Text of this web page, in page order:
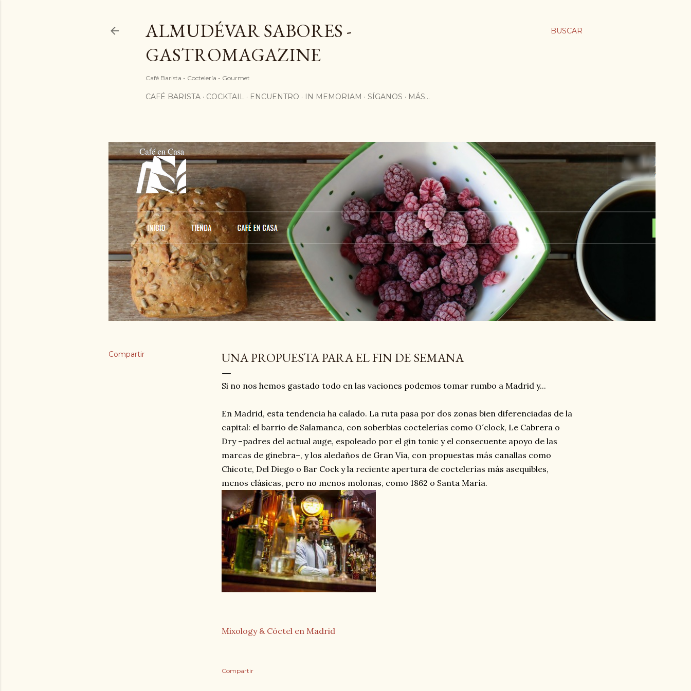
BUSCAR
ALMUDÉVAR SABORES -
GASTROMAGAZINE
Café Barista - Coctelería - Gourmet
CAFÉ BARISTA COCKTAIL ENCUENTRO IN MEMORIAM SÍGANOS MÁS…
Compartir UNA PROPUESTA PARA EL FIN DE SEMANA
Si no nos hemos gastado todo en las vaciones podemos tomar rumbo a Madrid y...
En Madrid, esta tendencia ha calado. La ruta pasa por dos zonas bien diferenciadas de la
capital: el barrio de Salamanca, con soberbias coctelerías como O´clock, Le Cabrera o
Dry –padres del actual auge, espoleado por el gin tonic y el consecuente apoyo de las
marcas de ginebra–, y los aledaños de Gran Vía, con propuestas más canallas como
Chicote, Del Diego o Bar Cock y la reciente apertura de coctelerías más asequibles,
menos clásicas, pero no menos molonas, como 1862 o Santa María.
Mixology & Cóctel en Madrid
Compartir